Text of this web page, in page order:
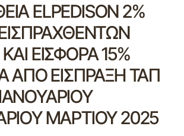
ELPEDISON 2%
ΕΙΣΦΟΡΑ 15%
ΑΠΟ ΕΙΣΠΡΑΞΗ ΤΑΠ
ΜΑΡΤΙΟΥ 2025